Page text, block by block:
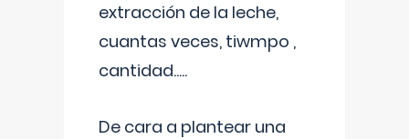
extracción de la leche,
cuantas veces, tiwmpo ,
cantidad.....
De cara a plantear una